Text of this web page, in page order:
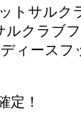
トサルク
クラブ
ィースフ
定！